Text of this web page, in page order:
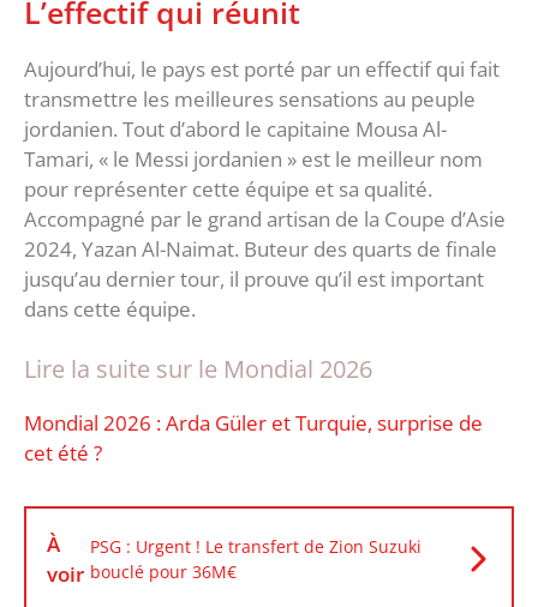
L’effectif qui réunit
Aujourd’hui, le pays est porté par un effectif qui fait
transmettre les meilleures sensations au peuple
jordanien. Tout d’abord le capitaine Mousa Al-
Tamari, « le Messi jordanien » est le meilleur nom
pour représenter cette équipe et sa qualité.
Accompagné par le grand artisan de la Coupe d’Asie
2024, Yazan Al-Naimat. Buteur des quarts de finale
jusqu’au dernier tour, il prouve qu’il est important
dans cette équipe.
Lire la suite sur le Mondial 2026
Mondial 2026 : Arda Güler et Turquie, surprise de
cet été ?
À
voir
PSG : Urgent ! Le transfert de Zion Suzuki
bouclé pour 36M€